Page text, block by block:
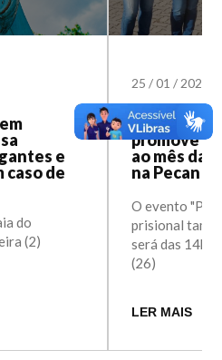
e
caso de
do
(2)
25/01/2023
Prefeitura
promove
ao mês da
na Pecan
O evento
prisional
será das 14h
(26)
LER MAIS